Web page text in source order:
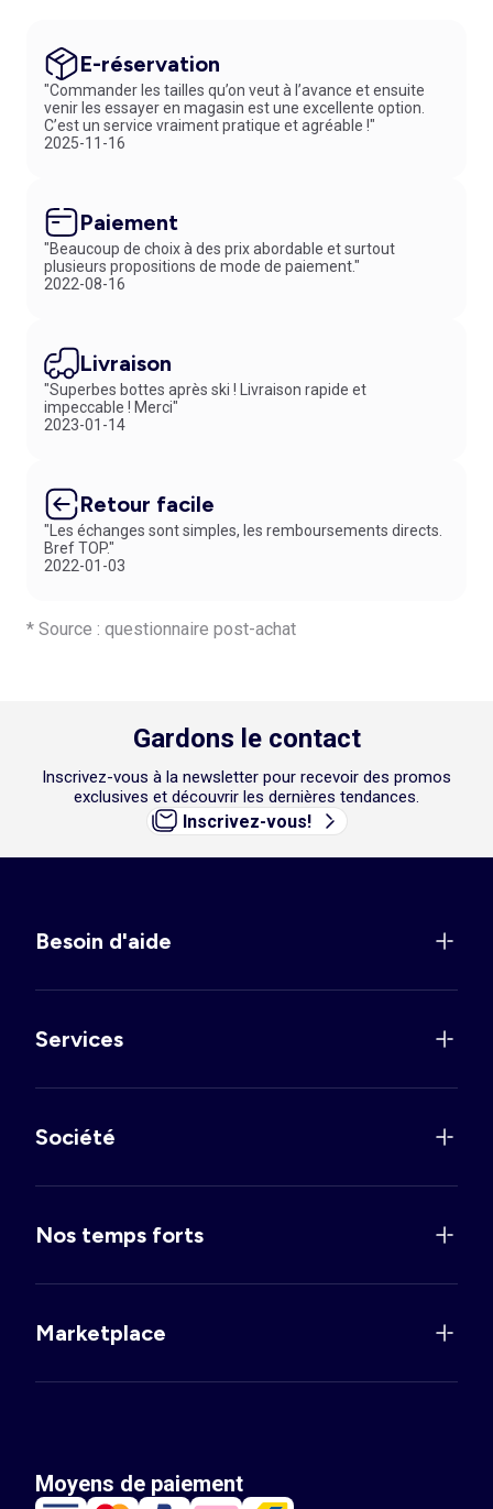
E-réservation
"Commander les tailles qu’on veut à l’avance et ensuite
venir les essayer en magasin est une excellente option.
C’est un service vraiment pratique et agréable !"
2025-11-16
Paiement
"Beaucoup de choix à des prix abordable et surtout
plusieurs propositions de mode de paiement."
2022-08-16
Livraison
"Superbes bottes après ski ! Livraison rapide et
impeccable ! Merci"
2023-01-14
Retour facile
"Les échanges sont simples, les remboursements directs.
Bref TOP."
2022-01-03
* Source : questionnaire post-achat
Gardons le contact
Inscrivez-vous à la newsletter pour recevoir des promos
exclusives et découvrir les dernières tendances.
Inscrivez-vous!
Besoin d'aide
Services
Société
Nos temps forts
Marketplace
Moyens de paiement